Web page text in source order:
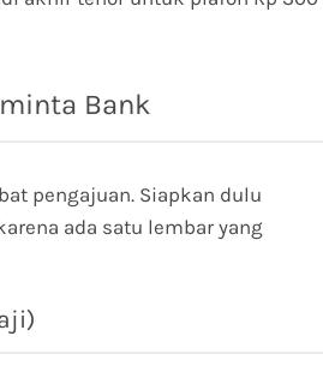
Bank
pengajuan. Siapkan dulu
ada satu lembar yang